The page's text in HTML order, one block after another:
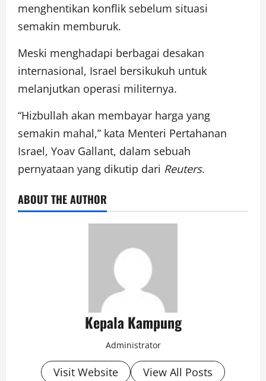
menghentikan konflik sebelum situasi
semakin memburuk.
Meski menghadapi berbagai desakan
internasional, Israel bersikukuh untuk
melanjutkan operasi militernya.
“Hizbullah akan membayar harga yang
semakin mahal,” kata Menteri Pertahanan
Israel, Yoav Gallant, dalam sebuah
pernyataan yang dikutip dari Reuters.
ABOUT THE AUTHOR
Kepala Kampung
Administrator
Visit Website View All Posts